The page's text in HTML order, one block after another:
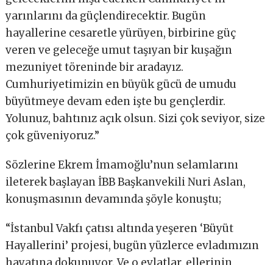
yarınlarını da güçlendirecektir. Bugün
hayallerine cesaretle yürüyen, birbirine güç
veren ve geleceğe umut taşıyan bir kuşağın
mezuniyet töreninde bir aradayız.
Cumhuriyetimizin en büyük gücü de umudu
büyütmeye devam eden işte bu gençlerdir.
Yolunuz, bahtınız açık olsun. Sizi çok seviyor, size
çok güveniyoruz.”
Sözlerine Ekrem İmamoğlu’nun selamlarını
ileterek başlayan İBB Başkanvekili Nuri Aslan,
konuşmasının devamında şöyle konuştu;
“İstanbul Vakfı çatısı altında yeşeren ‘Büyüt
Hayallerini’ projesi, bugün yüzlerce evladımızın
hayatına dokunuyor. Ve o evlatlar, ellerinin